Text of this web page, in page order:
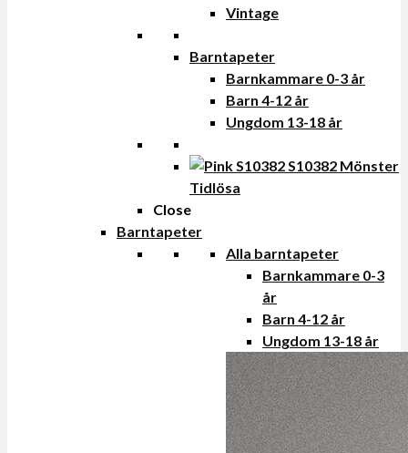
Vintage
Barntapeter
Barnkammare 0-3 år
Barn 4-12 år
Ungdom 13-18 år
Tidlösa
Close
Barntapeter
Alla barntapeter
Barnkammare 0-3
år
Barn 4-12 år
Ungdom 13-18 år